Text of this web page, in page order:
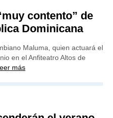
contento” de
Dominicana
Maluma, quien actuará el
en el Anfiteatro Altos de
más